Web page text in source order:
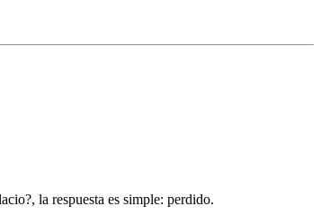
la respuesta es simple: perdido.